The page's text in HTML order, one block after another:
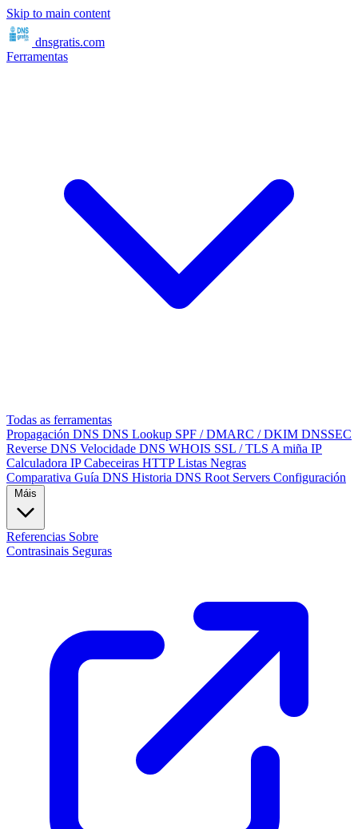
Skip to main content
dnsgratis.com
Ferramentas
Todas as ferramentas
Propagación DNS DNS Lookup SPF / DMARC / DKIM DNSSEC
Reverse DNS Velocidade DNS WHOIS SSL / TLS A miña IP
Calculadora IPCabeceiras HTTPListas Negras
Comparativa Guía DNS Historia DNS Root Servers Configuración
Referencias Sobre
Contrasinais Seguras